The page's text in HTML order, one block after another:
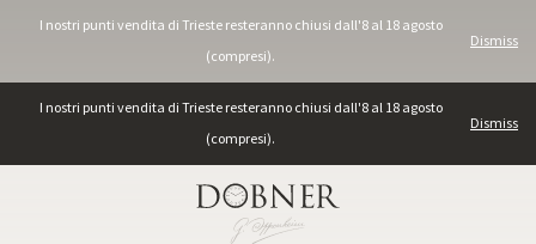
I nostri punti vendita di Trieste resteranno chiusi dall'8 al 18 agosto
(compresi).
Dismiss
I nostri punti vendita di Trieste resteranno chiusi dall'8 al 18 agosto
(compresi).
Dismiss